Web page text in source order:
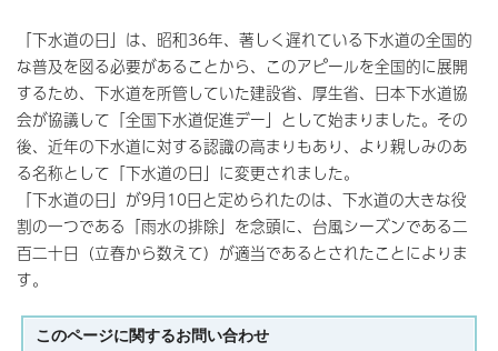
「下水道の日」は、昭和36年、著しく遅れている下水道の全国的
な普及を図る必要があることから、このアピールを全国的に展開
するため、下水道を所管していた建設省、厚生省、日本下水道協
会が協議して「全国下水道促進デー」として始まりました。その
後、近年の下水道に対する認識の高まりもあり、より親しみのあ
る名称として「下水道の日」に変更されました。
「下水道の日」が9月10日と定められたのは、下水道の大きな役
割の一つである「雨水の排除」を念頭に、台風シーズンである二
百二十日（立春から数えて）が適当であるとされたことによりま
す。
このページに関するお問い合わせ